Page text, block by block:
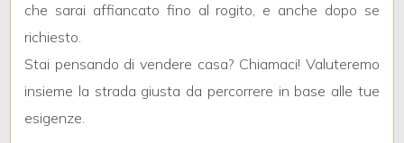
che sarai affiancato fino al rogito, e anche dopo se
richiesto.
Stai pensando di vendere casa? Chiamaci! Valuteremo
insieme la strada giusta da percorrere in base alle tue
esigenze.
4
5
5+